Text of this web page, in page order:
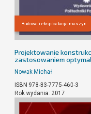
Budowa i eksploatacja maszyn
Projektowanie
zastosowaniem
Nowak Michał
ISBN 978-83-7775-460-3
Rok wydania: 2017